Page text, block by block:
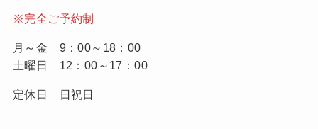
※完全ご予約制
月～金 9：00～18：00
土曜日 12：00～17：00
定休日 日祝日